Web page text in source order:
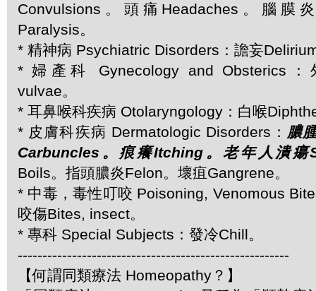
Convulsions。頭痛Headaches。腦膜
Paralysis。
* 精神病 Psychiatric Disorders：譫妄
* 婦產科 Gynecology and Obsterics：
vulvae。
* 耳鼻喉科疾病 Otolaryngology：白喉
* 皮膚科疾病 Dermatologic Disorders： 膿
Carbuncles。痕癢Itching。老年人潰瘍
Boils。指頭膿炎Felon。壞疽Gangrene。
* 中毒，毒性叮咬 Poisoning, Venomous
咬傷Bites, insect。
* 專科 Special Subjects：發冷Chill。
-------------------------------------------------------
【何謂同類療法 Homeopathy？】